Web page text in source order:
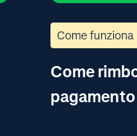
Come funziona
Come
pagamento